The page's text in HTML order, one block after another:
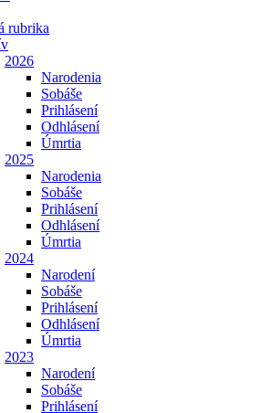
rubrika
2026
Narodenia
Sobáše
Prihlásení
Odhlásení
Úmrtia
2025
Narodenia
Sobáše
Prihlásení
Odhlásení
Úmrtia
2024
Narodení
Sobáše
Prihlásení
Odhlásení
Úmrtia
2023
Narodení
Sobáše
Prihlásení